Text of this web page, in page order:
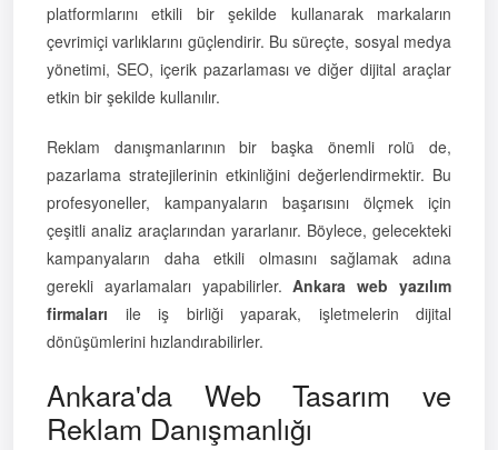
platformlarını etkili bir şekilde kullanarak markaların
çevrimiçi varlıklarını güçlendirir. Bu süreçte, sosyal medya
yönetimi, SEO, içerik pazarlaması ve diğer dijital araçlar
etkin bir şekilde kullanılır.
Reklam danışmanlarının bir başka önemli rolü de,
pazarlama stratejilerinin etkinliğini değerlendirmektir. Bu
profesyoneller, kampanyaların başarısını ölçmek için
çeşitli analiz araçlarından yararlanır. Böylece, gelecekteki
kampanyaların daha etkili olmasını sağlamak adına
gerekli ayarlamaları yapabilirler.Ankara web yazılım
firmaları ile iş birliği yaparak, işletmelerin dijital
dönüşümlerini hızlandırabilirler.
Ankara'da Web Tasarım ve
Reklam Danışmanlığı